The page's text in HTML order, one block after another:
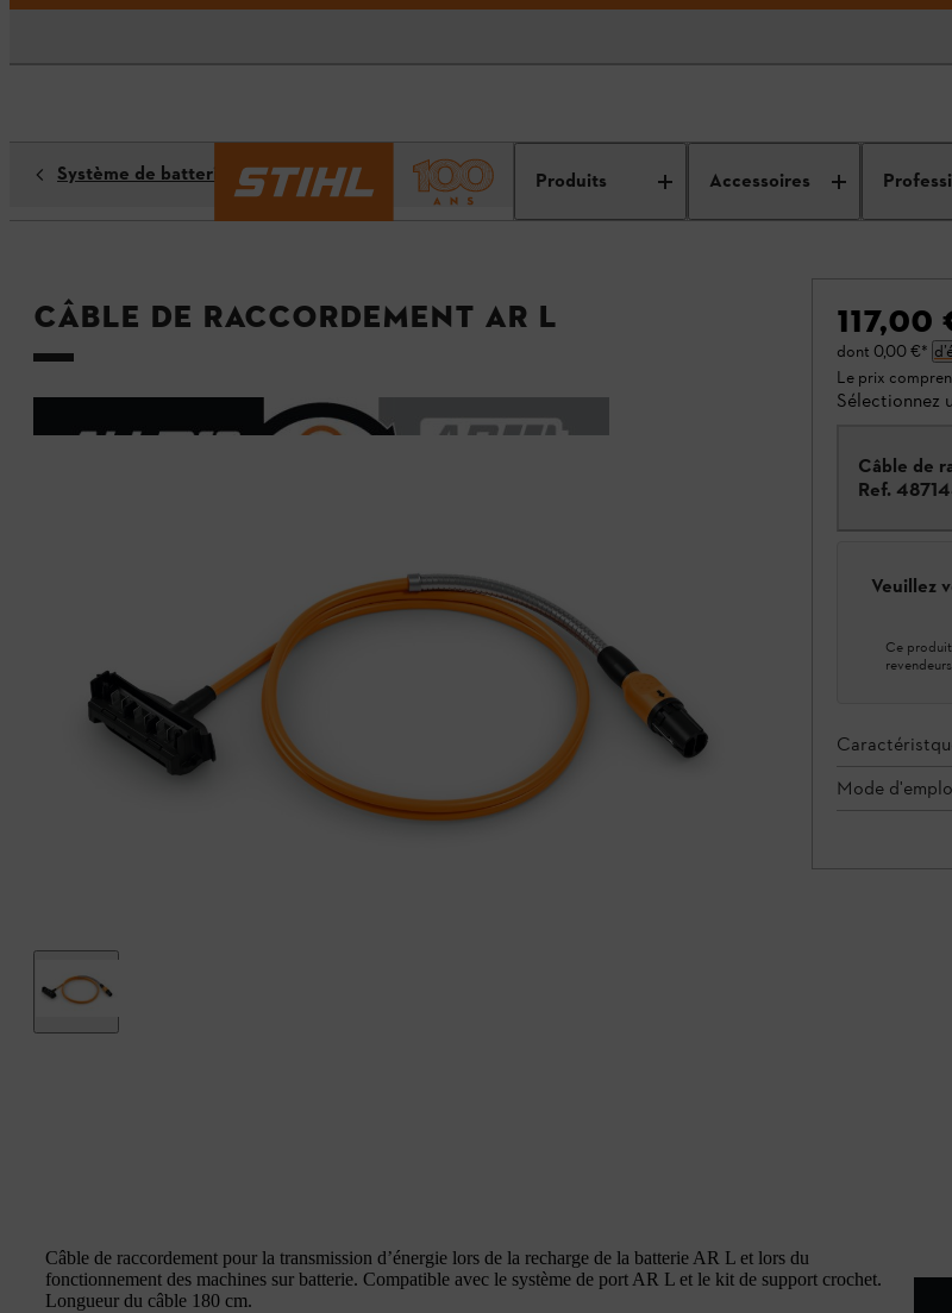
Produits Accessoires
Système de batterie ALLPRO
Câble de raccordement AR L 117,00
dont 0,00 €*
Le prix
Sélectionnez
Câble de
Ref.
Veuillez
Ce
Mode
Câble de raccordement pour la transmission d’énergie lors de la recharge de la batterie AR L et lors du
fonctionnement des machines sur batterie. Compatible avec le système de port AR L et le kit de support crochet.
Longueur du câble 180 cm.